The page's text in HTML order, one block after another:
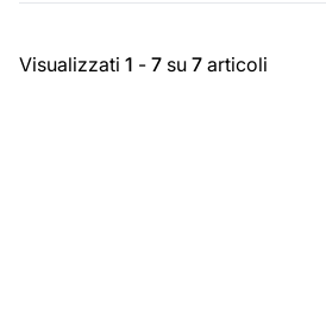
Visualizzati 1 - 7 su 7 articoli